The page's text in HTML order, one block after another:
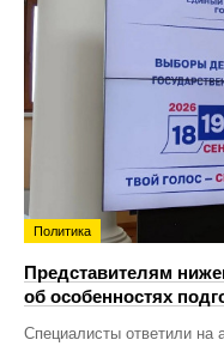
Политика
Представителям
об особенностях
Специалисты ответили на